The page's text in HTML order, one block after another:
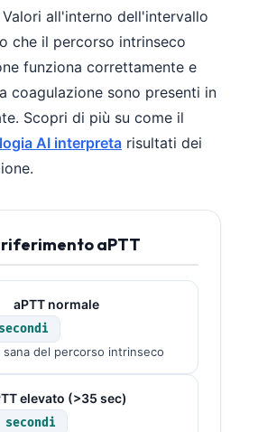
all'interno dell'intervallo
che il percorso intrinseco
funziona correttamente e
coagulazione sono presenti in
Scopri di più su come il
AI interpreta risultati dei
riferimento aPTT
aPTT normale
sana del percorso intrinseco
elevato (>35 sec)